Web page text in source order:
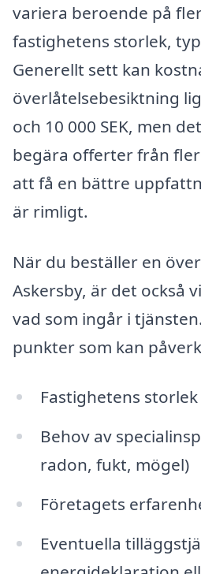
variera beroende på
fastighetens storlek,
Generellt sett kan
överlåtelsebesiktning
och 10 000 SEK, men
begära offerter från
att få en bättre
är rimligt.
När du beställer en
Askersby, är det också
vad som ingår i
punkter som kan
Fastighetens
Behov av
radon, fukt, mögel)
Företagets
Eventuella